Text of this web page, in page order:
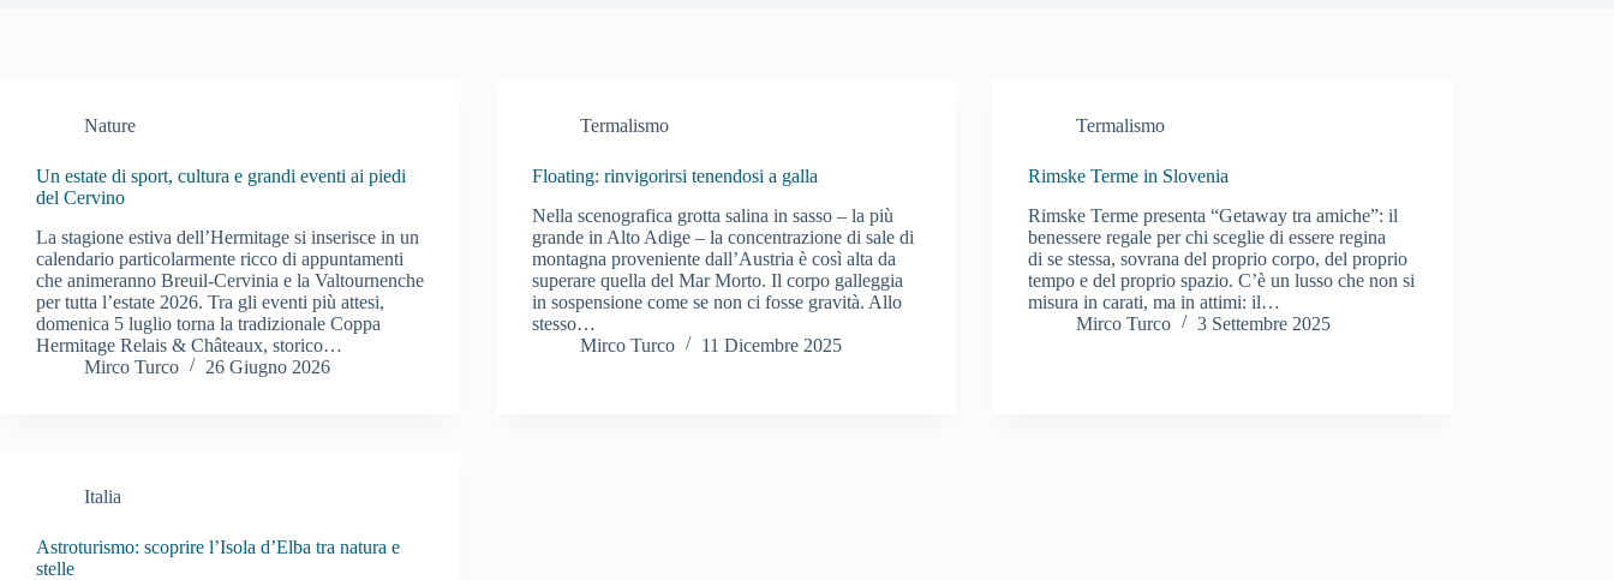
Nature
Un estate di sport, cultura e grandi eventi ai piedi
del Cervino
La stagione estiva dell’Hermitage si inserisce in un
calendario particolarmente ricco di appuntamenti
che animeranno Breuil-Cervinia e la Valtournenche
per tutta l’estate 2026. Tra gli eventi più attesi,
domenica 5 luglio torna la tradizionale Coppa
Hermitage Relais & Châteaux, storico…
Mirco Turco
26 Giugno 2026
Termalismo
Floating: rinvigorirsi tenendosi a galla
Nella scenografica grotta salina in sasso – la più
grande in Alto Adige – la concentrazione di sale di
montagna proveniente dall’Austria è così alta da
superare quella del Mar Morto. Il corpo galleggia
in sospensione come se non ci fosse gravità. Allo
stesso…
Mirco Turco
11 Dicembre 2025
Termalismo
Rimske Terme in Slovenia
Rimske Terme presenta “Getaway tra amiche”: il
benessere regale per chi sceglie di essere regina
di se stessa, sovrana del proprio corpo, del proprio
tempo e del proprio spazio. C’è un lusso che non si
misura in carati, ma in attimi: il…
Mirco Turco
3 Settembre 2025
Italia
Astroturismo: scoprire l’Isola d’Elba tra natura e
stelle